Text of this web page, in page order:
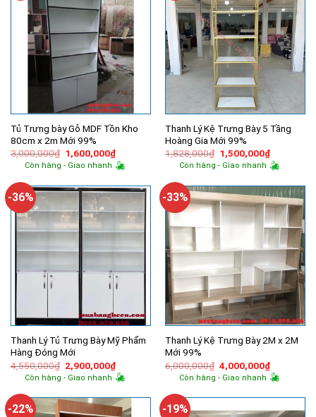
Tủ Trưng bày Gỗ MDF Tồn Kho
80cm x 2m Mới 99%
3,000,000₫ Giá
gốc
là:
1,600,000₫Giá
hiện
tại
1,600,000₫.
Còn hàng - Giao nhanh
Thanh Lý Kệ Trưng Bày 5 Tầng
Hoàng Gia Mới 99%
1,828,000₫ Giá
gốc
là:
1,500,000₫Giá
hiện
tại
Còn hàng - Giao nhanh
-36%
Thanh Lý Tủ Trưng Bày Mỹ Phẩm
Hàng Đóng Mới
4,550,000₫ Giá
gốc
là:
2,900,000₫Giá
hiện
tại
2,900,000₫.
Còn hàng - Giao nhanh
-33%
Thanh Lý Kệ Trưng Bày 2M x 2M
Mới 99%
6,000,000₫ Giá
gốc
là:
4,000,000₫Giá
hiện
tại
Còn hàng - Giao nhanh
-22% -19%